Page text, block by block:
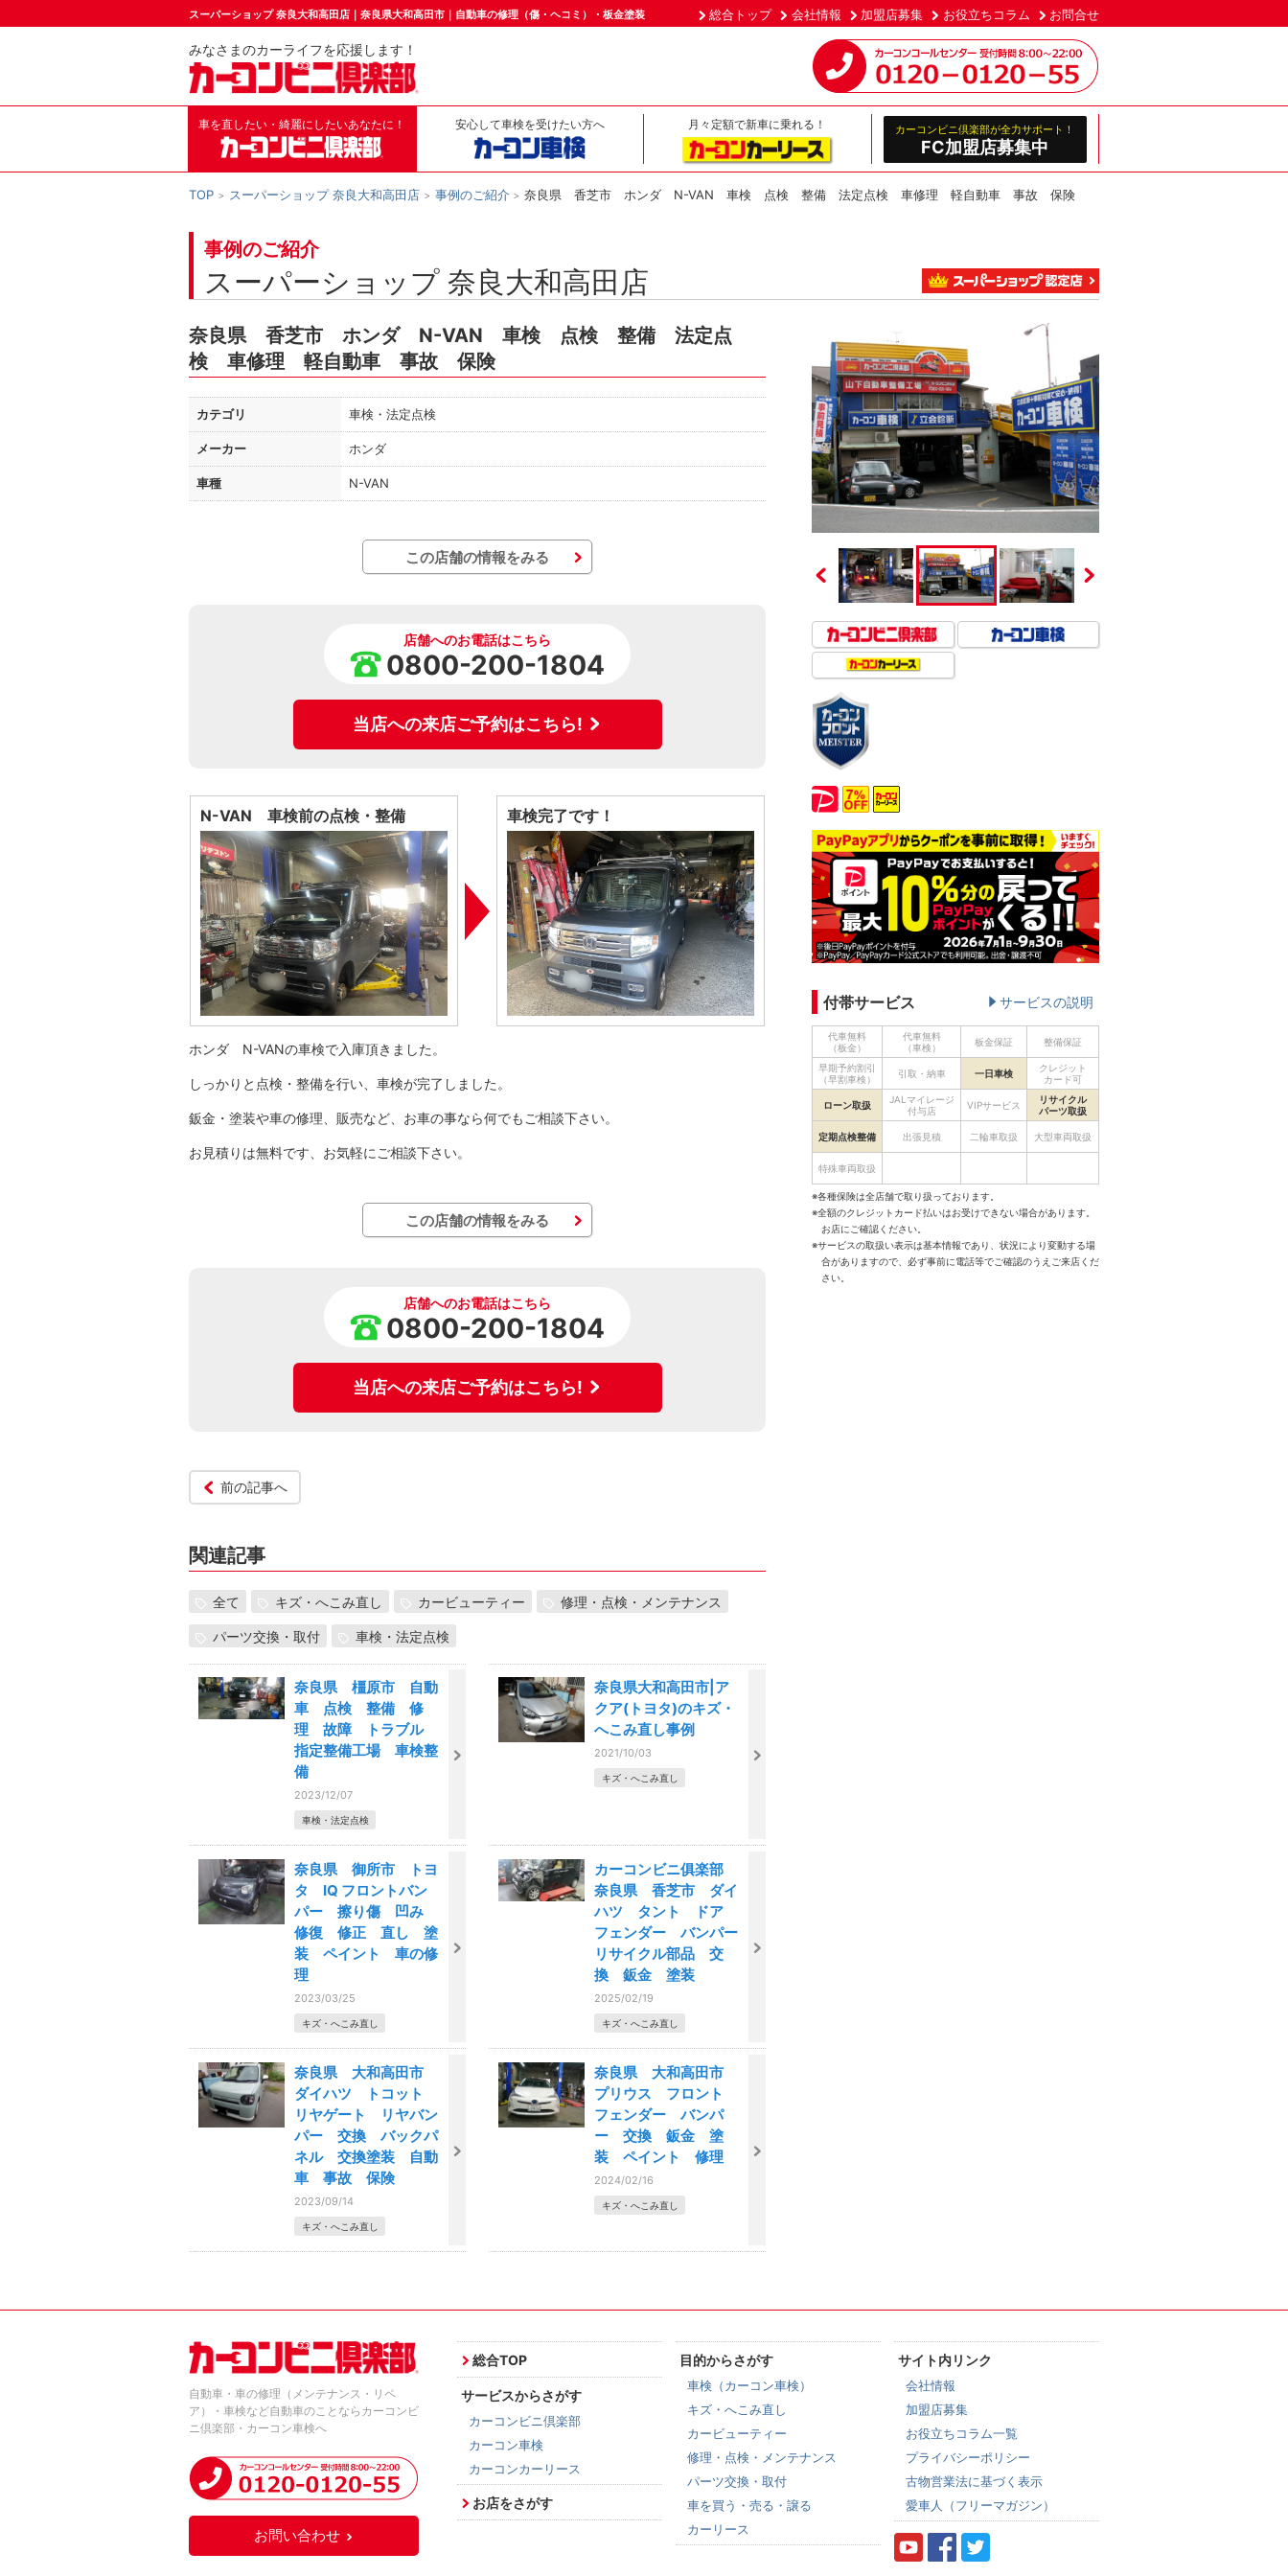
スーパーショップ 奈良大和高田店｜奈良県大和高田市｜自動車の修理（傷・ヘコミ）・板金塗装 総合トップ 会社情報 加盟店募集 お役立ちコラム お問合せ
みなさまのカーライフを応援します！
車を直したい・綺麗にしたいあなたに！ 安心して車検を受けたい方へ 月々定額で新車に乗れる！ カーコンビニ倶楽部が全力サポート！
FC加盟店募集中
TOP スーパーショップ 奈良大和高田店 事例のご紹介 奈良県 香芝市 ホンダ N-VAN 車検 点検 整備 法定点検 車修理 軽自動車 事故 保険
事例のご紹介
スーパーショップ 奈良大和高田店
奈良県 香芝市 ホンダ N-VAN 車検 点検 整備 法定点
検 車修理 軽自動車 事故 保険
カテゴリ 車検・法定点検
メーカー ホンダ
車種 N-VAN
この店舗の情報をみる
店舗へのお電話はこちら
0800-200-1804
当店への来店ご予約はこちら!
N-VAN 車検前の点検・整備 車検完了です！
ホンダ N-VANの車検で入庫頂きました。
しっかりと点検・整備を行い、車検が完了しました。
鈑金・塗装や車の修理、販売など、お車の事なら何でもご相談下さい。
お見積りは無料です、お気軽にご相談下さい。
この店舗の情報をみる
店舗へのお電話はこちら
0800-200-1804
当店への来店ご予約はこちら!
前の記事へ
関連記事
全て キズ・へこみ直し カービューティー 修理・点検・メンテナンス
パーツ交換・取付 車検・法定点検
奈良県 橿原市 自動
車 点検 整備 修
理 故障 トラブル
指定整備工場 車検整
備
2023/12/07
車検・法定点検
奈良県大和高田市|ア
クア(トヨタ)のキズ・
へこみ直し事例
2021/10/03
キズ・へこみ直し
奈良県 御所市 トヨ
タ IQ フロントバン
パー 擦り傷 凹み
修復 修正 直し 塗
装 ペイント 車の修
理
2023/03/25
キズ・へこみ直し
カーコンビニ俱楽部
奈良県 香芝市 ダイ
ハツ タント ドア
フェンダー バンパー
リサイクル部品 交
換 鈑金 塗装
2025/02/19
キズ・へこみ直し
奈良県 大和高田市
ダイハツ トコット
リヤゲート リヤバン
パー 交換 バックパ
ネル 交換塗装 自動
車 事故 保険
2023/09/14
キズ・へこみ直し
奈良県 大和高田市
プリウス フロント
フェンダー バンパ
ー 交換 鈑金 塗
装 ペイント 修理
2024/02/16
キズ・へこみ直し
付帯サービス サービスの説明
代車無料
（板金）
代車無料
（車検）
板金保証 整備保証
早期予約割引
（早割車検）
引取・納車 一日車検
クレジット
カード可
ローン取扱
JALマイレージ
付与店
VIPサービス
リサイクル
パーツ取扱
定期点検整備 出張見積 二輪車取扱 大型車両取扱
特殊車両取扱
※各種保険は全店舗で取り扱っております。
※全額のクレジットカード払いはお受けできない場合があります。
お店にご確認ください。
※サービスの取扱い表示は基本情報であり、状況により変動する場
合がありますので、必ず事前に電話等でご確認のうえご来店くだ
さい。
自動車・車の修理（メンテナンス・リペ
ア）・車検など自動車のことならカーコンビ
ニ倶楽部・カーコン車検へ
お問い合わせ
総合TOP
サービスからさがす
カーコンビニ倶楽部
カーコン車検
カーコンカーリース
お店をさがす
目的からさがす
車検（カーコン車検）
キズ・へこみ直し
カービューティー
修理・点検・メンテナンス
パーツ交換・取付
車を買う・売る・譲る
カーリース
サイト内リンク
会社情報
加盟店募集
お役立ちコラム一覧
プライバシーポリシー
古物営業法に基づく表示
愛車人（フリーマガジン）